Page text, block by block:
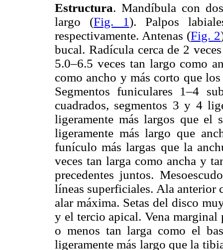
Estructura. Mandíbula con
largo (Fig. 1). Palpos
respectivamente. Antenas (Fig. 2
bucal. Radícula cerca de 2
5.0–6.5 veces tan largo como
como ancho y más corto que
Segmentos funiculares 1–4
cuadrados, segmentos 3 y 4
ligeramente más largos que el
ligeramente más largo que
funículo más largas que la
veces tan larga como ancha y
precedentes juntos.
líneas superficiales. Ala anterior
alar máxima. Setas del disco
y el tercio apical. Vena
o menos tan larga como el
ligeramente más largo que la